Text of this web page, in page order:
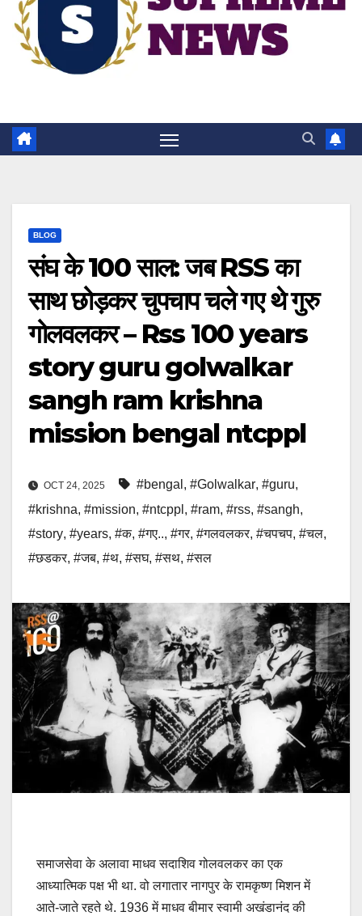
BLOG
संघ के 100 साल: जब RSS का
साथ छोड़कर चुपचाप चले गए थे गुरु
गोलवलकर – Rss 100 years
story guru golwalkar
sangh ram krishna
mission bengal ntcppl
OCT 24, 2025 #bengal , #Golwalkar, #guru,
#krishna, #mission, #ntcppl , #ram, #rss, #sangh,
#story, #years, #क, #गए.., #गर, #गलवलकर, #चपचप, #चल,
#छडकर, #जब, #थ, #सघ, #सथ, #सल
समाजसेवा के अलावा माधव सदाशिव गोलवलकर का एक
आध्यात्मिक पक्ष भी था. वो लगातार नागपुर के रामकृष्ण मिशन में
आते-जाते रहते थे. 1936 में माधव बीमार स्वामी अखंडानंद की